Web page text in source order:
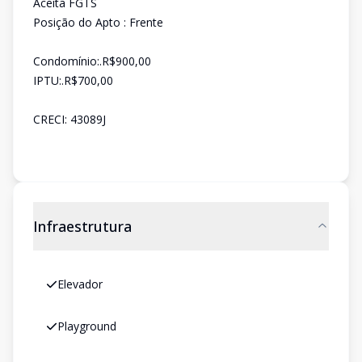
Posição do Apto : Frente
Condomínio:.R$900,00
IPTU:.R$700,00
CRECI: 43089J
Infraestrutura
Elevador
Playground